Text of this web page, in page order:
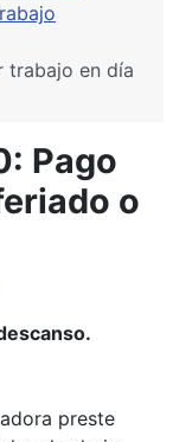
trabajo en día
Pago
o
preste